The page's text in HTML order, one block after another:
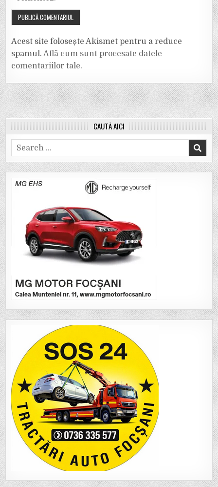
Acest site folosește Akismet pentru a reduce
spamul.Află cum sunt procesate datele
comentariilor tale.
CAUTĂ AICI
Search
for: